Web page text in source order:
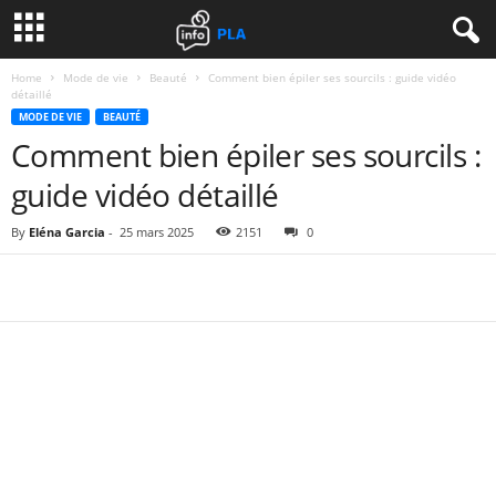
Home Mode de vie Beauté
Comment bien épiler ses sourcils : guide vidéo
détaillé
MODE DE VIE BEAUTÉ
Comment bien épiler ses sourcils :
guide vidéo détaillé
By Eléna Garcia - 25 mars 2025 2151 0